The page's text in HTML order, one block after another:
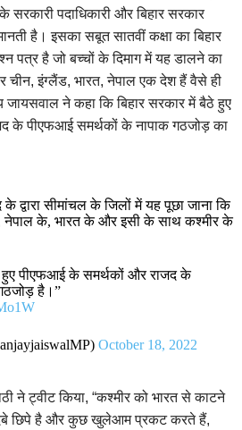
सरकारी पदाधिकारी और बिहार सरकार
है। इसका सबूत सातवीं कक्षा का बिहार
पत्र है जो बच्चों के दिमाग में यह डालने का
चीन, इंग्लैंड, भारत, नेपाल एक देश हैं वैसे ही
ने कहा कि बिहार सरकार में बैठे हुए
के पीएफआई समर्थकों के नापाक गठजोड़ का
के द्वारा सीमांचल के जिलों में यह पूछा जाना कि
नेपाल के, भारत के और इसी के साथ कश्मीर के
हुए पीएफआई के समर्थकों और राजद के
है।”
October 18, 2022
ने ट्वीट किया, “कश्मीर को भारत से काटने
दबे छिपे है और कुछ खुलेआम प्रकट करते हैं,